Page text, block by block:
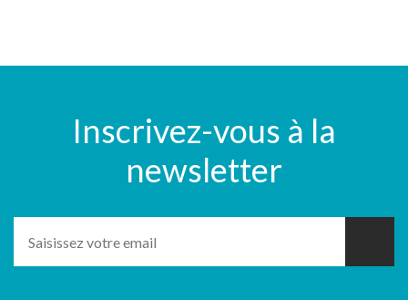
Inscrivez-vous à la
newsletter